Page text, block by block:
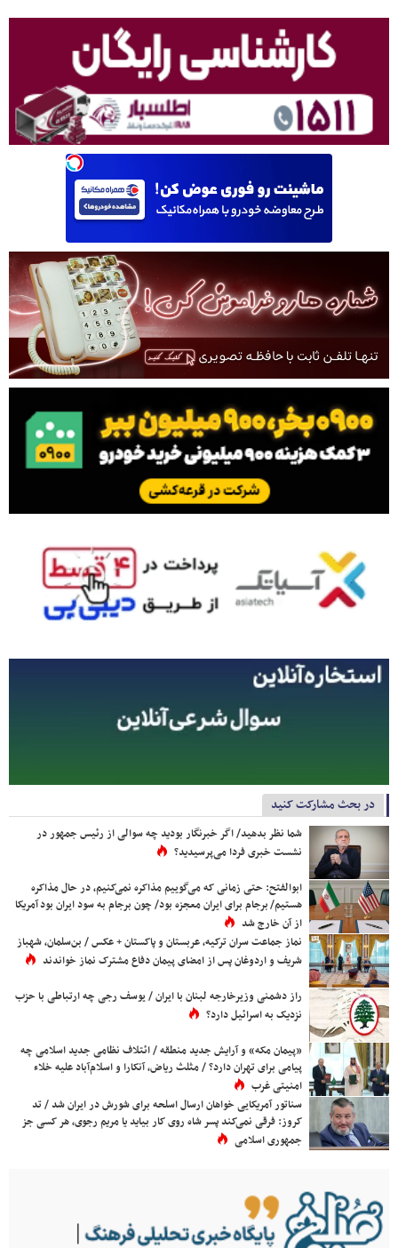
در بحث مشارکت کنید
شما نظر بدهید/ اگر خبرنگار بودید چه سوالی از رئیس جمهور در
نشست خبری فردا می‌پرسیدید؟
ابوالفتح: حتی زمانی که می‌گوییم مذاکره نمی‌کنیم، در حال مذاکره
هستیم/ برجام برای ایران معجزه بود/ چون برجام به سود ایران بود آمریکا
از آن خارج شد
نماز جماعت سران ترکیه، عربستان و پاکستان + عکس / بن‌سلمان، شهباز
شریف و اردوغان پس از امضای پیمان دفاع مشترک نماز خواندند
راز دشمنی وزیرخارجه لبنان با ایران / یوسف رجی چه ارتباطی با حزب
نزدیک به اسرائیل دارد؟
«پیمان مکه» و آرایش جدید منطقه / ائتلاف نظامی جدید اسلامی چه
پیامی برای تهران دارد؟ / مثلث ریاض، آنکارا و اسلام‌آباد علیه خلاء
امنیتی غرب
سناتور آمریکایی خواهان ارسال اسلحه برای شورش در ایران شد / تد
کروز: فرقی نمی‌کند پسر شاه روی کار بیاید یا مریم رجوی، هر کسی جز
جمهوری اسلامی